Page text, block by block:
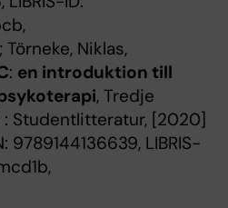
Niklas,
: en introduktion till
, Tredje
: Studentlitteratur, [2020]
9789144136639, LIBRIS-